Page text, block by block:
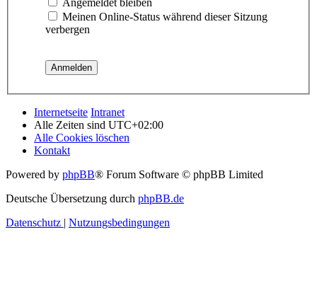
Angemeldet bleiben
Meinen Online-Status während dieser Sitzung
verbergen
Internetseite Intranet
Alle Zeiten sind UTC+02:00
Alle Cookies löschen
Kontakt
Powered by phpBB® Forum Software © phpBB Limited
Deutsche Übersetzung durch phpBB.de
Datenschutz | Nutzungsbedingungen